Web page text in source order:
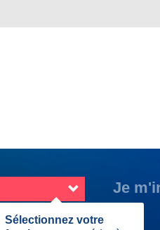
Je
Sélectionnez votre